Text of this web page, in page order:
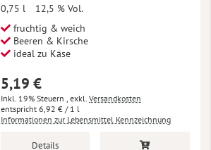
0,75 l
12,5 % Vol.
fruchtig & weich
Beeren & Kirsche
ideal zu Käse
5,19 €
Inkl. 19% Steuern , exkl. Versandkosten
6,92 € / 1 l
Informationen zur Lebensmittel Kennzeichnung
Details